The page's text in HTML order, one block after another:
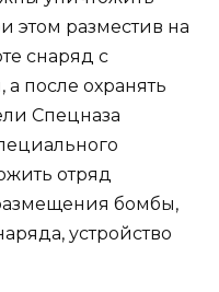
этом разместив на
снаряд с
после охранять
Спецназа
отряд
бомбы,
устройство